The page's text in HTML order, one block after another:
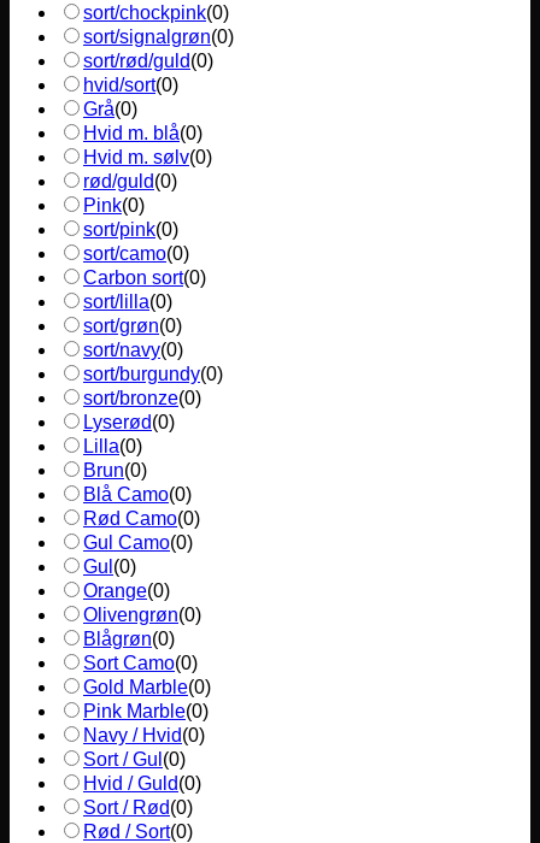
sort/chockpink(0)
sort/signalgrøn(0)
sort/rød/guld(0)
hvid/sort(0)
Grå(0)
Hvid m. blå(0)
Hvid m. sølv(0)
rød/guld(0)
Pink(0)
sort/pink(0)
sort/camo(0)
Carbon sort(0)
sort/lilla(0)
sort/grøn(0)
sort/navy(0)
sort/burgundy(0)
sort/bronze(0)
Lyserød(0)
Lilla(0)
Brun(0)
Blå Camo(0)
Rød Camo(0)
Gul Camo(0)
Gul (0)
Orange(0)
Olivengrøn(0)
Blågrøn(0)
Sort Camo(0)
Gold Marble(0)
Pink Marble(0)
Navy / Hvid(0)
Sort / Gul (0)
Hvid / Guld(0)
Sort / Rød(0)
Rød / Sort(0)